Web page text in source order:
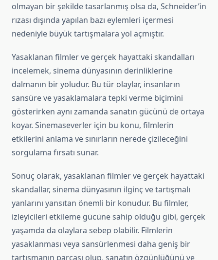
olmayan bir şekilde tasarlanmış olsa da, Schneider’in
rızası dışında yapılan bazı eylemleri içermesi
nedeniyle büyük tartışmalara yol açmıştır.
Yasaklanan filmler ve gerçek hayattaki skandalları
incelemek, sinema dünyasının derinliklerine
dalmanın bir yoludur. Bu tür olaylar, insanların
sansüre ve yasaklamalara tepki verme biçimini
gösterirken aynı zamanda sanatın gücünü de ortaya
koyar. Sinemaseverler için bu konu, filmlerin
etkilerini anlama ve sınırların nerede çizileceğini
sorgulama fırsatı sunar.
Sonuç olarak, yasaklanan filmler ve gerçek hayattaki
skandallar, sinema dünyasının ilginç ve tartışmalı
yanlarını yansıtan önemli bir konudur. Bu filmler,
izleyicileri etkileme gücüne sahip olduğu gibi, gerçek
yaşamda da olaylara sebep olabilir. Filmlerin
yasaklanması veya sansürlenmesi daha geniş bir
tartışmanın parçası olup, sanatın özgünlüğünü ve